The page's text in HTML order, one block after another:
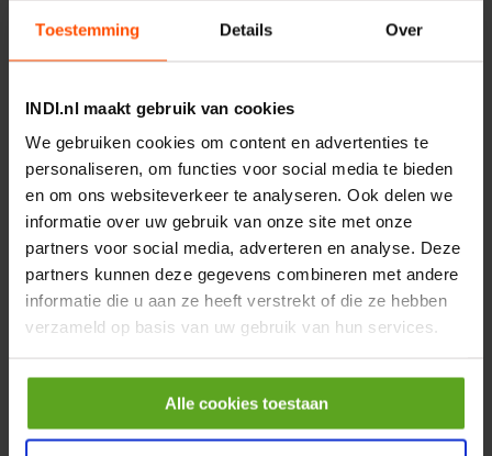
Toestemming Details Over
INDI.nl maakt gebruik van cookies
We gebruiken cookies om content en advertenties te
personaliseren, om functies voor social media te bieden
en om ons websiteverkeer te analyseren. Ook delen we
informatie over uw gebruik van onze site met onze
partners voor social media, adverteren en analyse. Deze
partners kunnen deze gegevens combineren met andere
informatie die u aan ze heeft verstrekt of die ze hebben
verzameld op basis van uw gebruik van hun services.
Alle cookies toestaan
Zaagketting steek 0.325"
1.5mm 56 E
Artikelnummer:
32515SB56KR
Merknaam:
− Aantal +